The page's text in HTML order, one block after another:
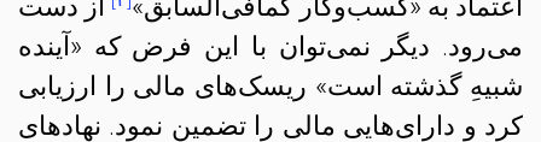
اعتماد به «کسب‌و‌کار کمافی‌السابق»
از دست
می‌رود. دیگر نمی‌توان با این فرض که «آینده
شبیهِ گذشته است» ریسک‌های مالی را ارزیابی
کرد و دارای‌هایی مالی را تضمین نمود. نهادهای